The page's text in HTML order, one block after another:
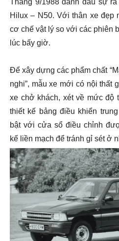
Hilux – N50. Với thân xe đẹp
cơ chế vật lý so với các phiên
lúc bấy giờ.
Để xây dựng các phẩm chất
nghi”, mẫu xe mới có nội thất
xe chở khách, xét về mức độ
thiết kế bảng điều khiển
bật với cửa sổ điều chỉnh
kế liền mạch để tránh gỉ sét ở